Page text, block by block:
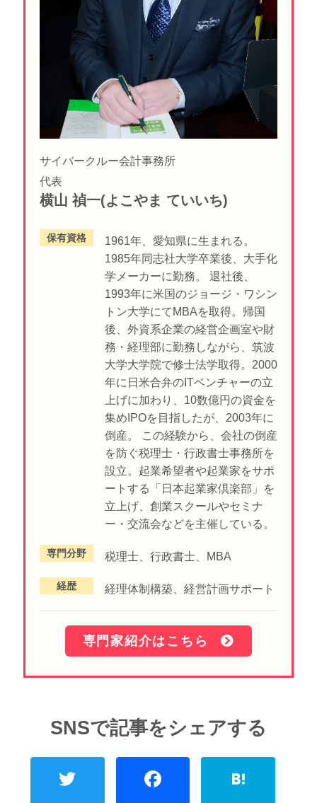
サイバークルー会計事務所
代表
横山 禎一(よこやま ていいち)
保有資格
1961年、愛知県に生まれる。
1985年同志社大学卒業後、大手化
学メーカーに勤務。 退社後、
1993年に米国のジョージ・ワシン
トン大学にてMBAを取得。帰国
後、外資系企業の経営企画室や財
務・経理部に勤務しながら、筑波
大学大学院で修士法学取得。2000
年に日米合弁のITベンチャーの立
上げに加わり、10数億円の資金を
集めIPOを目指したが、2003年に
倒産。 この経験から、会社の倒産
を防ぐ税理士・行政書士事務所を
設立。起業希望者や起業家をサポ
ートする「日本起業家倶楽部」を
立上げ、創業スクールやセミナ
ー・交流会などを主催している。
専門分野 税理士、行政書士、MBA
経歴 経理体制構築、経営計画サポート
専門家紹介はこちら
Twitter